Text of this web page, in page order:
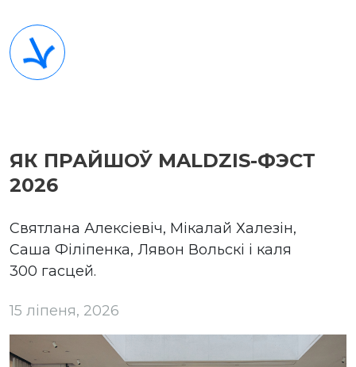
ЯК ПРАЙШОЎ MALDZIS-ФЭСТ
2026
Святлана Алексіевіч, Мікалай Халезін,
Саша Філіпенка, Лявон Вольскі і каля
300 гасцей.
15 ліпеня, 2026